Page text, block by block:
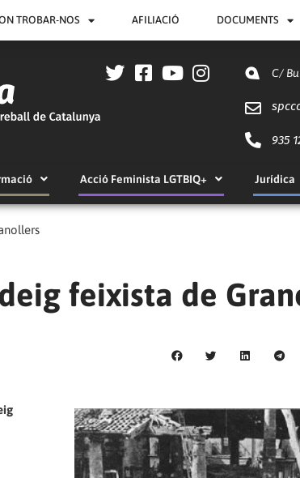
TROBAR-NOS AFILIACIÓ DOCUMENTS
C/
935
Acció Feminista LGTBIQ+ Jurídica
feixista de